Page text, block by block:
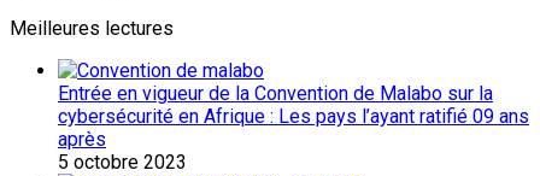
Meilleures lectures
Entrée en vigueur de la Convention de Malabo sur la
cybersécurité en Afrique : Les pays l’ayant ratifié 09 ans
après
5 octobre 2023